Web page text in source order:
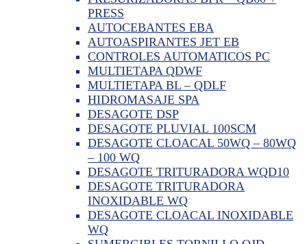
PRESS
AUTOCEBANTES EBA
AUTOASPIRANTES JET EB
CONTROLES AUTOMATICOS PC
MULTIETAPA QDWF
MULTIETAPA BL – QDLF
HIDROMASAJE SPA
DESAGOTE DSP
DESAGOTE PLUVIAL 100SCM
DESAGOTE CLOACAL 50WQ – 80WQ
– 100 WQ
DESAGOTE TRITURADORA WQD10
DESAGOTE TRITURADORA
INOXIDABLE WQ
DESAGOTE CLOACAL INOXIDABLE
WQ